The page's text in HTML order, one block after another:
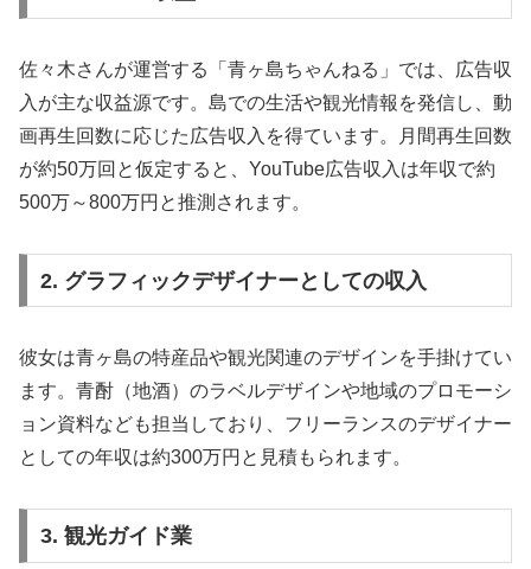
佐々木さんが運営する「青ヶ島ちゃんねる」では、広告収
入が主な収益源です。島での生活や観光情報を発信し、動
画再生回数に応じた広告収入を得ています。月間再生回数
が約50万回と仮定すると、YouTube広告収入は年収で約
500万～800万円と推測されます。
2. グラフィックデザイナーとしての収入
彼女は青ヶ島の特産品や観光関連のデザインを手掛けてい
ます。青酎（地酒）のラベルデザインや地域のプロモーシ
ョン資料なども担当しており、フリーランスのデザイナー
としての年収は約300万円と見積もられます。
3. 観光ガイド業